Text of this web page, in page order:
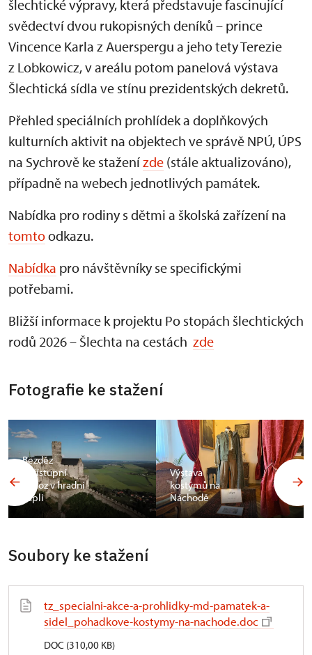
šlechtické výpravy, která představuje fascinující
svědectví dvou rukopisných deníků – prince
Vincence Karla z Auerspergu a jeho tety Terezie
z Lobkowicz, v areálu potom panelová výstava
Šlechtická sídla ve stínu prezidentských dekretů.
Přehled speciálních prohlídek a doplňkových
kulturních aktivit na objektech ve správě NPÚ, ÚPS
na Sychrově ke staženízde (stále aktualizováno),
případně na webech jednotlivých památek.
Nabídka pro rodiny s dětmi a školská zařízení na
tomtoodkazu.
Nabídka pro návštěvníky se specifickými
potřebami.
Bližší informace k projektu Po stopách šlechtických
rodů 2026 – Šlechta na cestách zde
Fotografie ke stažení
Bezděz
zpřístupní
ochoz v hradní
kapli
Výstava
kostýmů na
Náchodě
Soubory ke stažení
tz_specialni-akce-a-prohlidky-md-pamatek-a-
sidel_pohadkove-kostymy-na-nachode.doc
DOC (310,00 KB)